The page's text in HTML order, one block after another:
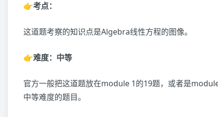
👉考点：
这道题考察的知识点是Algebra线性方程的图像。
👉难度：中等
官方一般把这道题放在module 1的19题，或者是
中等难度的题目。